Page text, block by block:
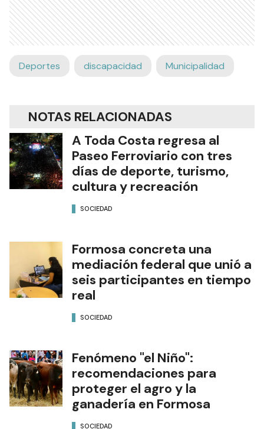
Deportes discapacidad Municipalidad
NOTAS RELACIONADAS
A Toda Costa regresa al
Paseo Ferroviario con tres
días de deporte, turismo,
cultura y recreación
SOCIEDAD
Formosa concreta una
mediación federal que unió a
seis participantes en tiempo
real
SOCIEDAD
Fenómeno "el Niño":
recomendaciones para
proteger el agro y la
ganadería en Formosa
SOCIEDAD